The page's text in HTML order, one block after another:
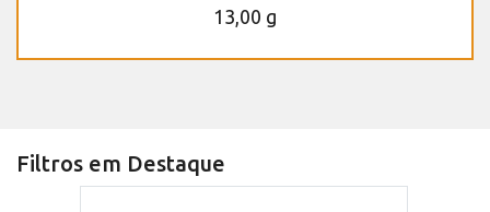
13,00 g
Filtros em Destaque